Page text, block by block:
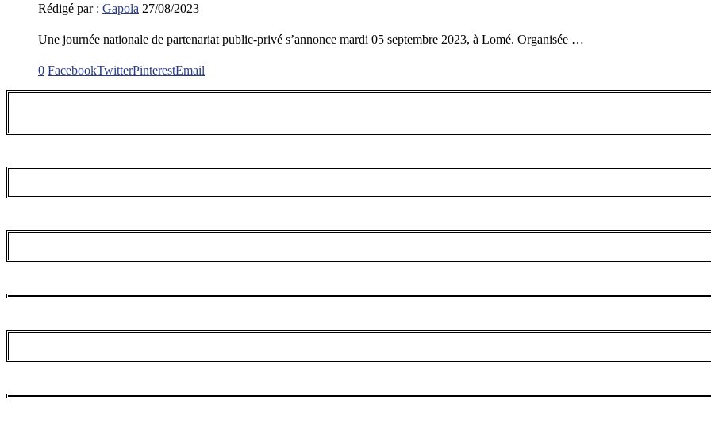
Rédigé par : Gapola 27/08/2023
Une journée nationale de partenariat public-privé s’annonce mardi 05 septembre 2023, à Lomé. Organisée …
0 FacebookTwitterPinterestEmail